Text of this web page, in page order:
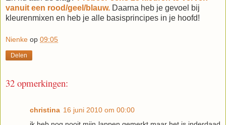
vanuit een rood/geel/blauw. Daarna heb je gevoel bij
kleurenmixen en heb je alle basisprincipes in je hoofd!
Nienke op 09:05
Delen
32 opmerkingen:
christina 16 juni 2010 om 00:00